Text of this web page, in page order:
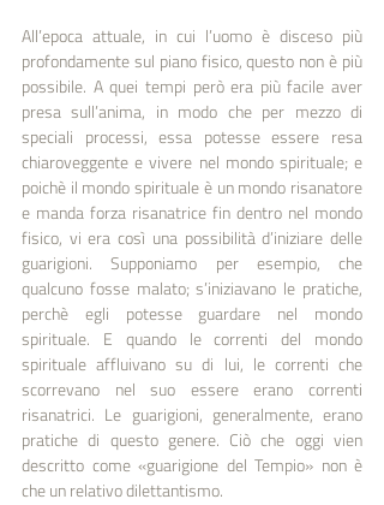
All’epoca attuale, in cui l’uomo è disceso più
profondamente sul piano fisico, questo non è più
possibile. A quei tempi però era più facile aver
presa sull’anima, in modo che per mezzo di
speciali processi, essa potesse essere resa
chiaroveggente e vivere nel mondo spirituale; e
poichè il mondo spirituale è un mondo risanatore
e manda forza risanatrice fin dentro nel mondo
fisico, vi era così una possibilità d’iniziare delle
guarigioni. Supponiamo per esempio, che
qualcuno fosse malato; s’iniziavano le pratiche,
perchè egli potesse guardare nel mondo
spirituale. E quando le correnti del mondo
spirituale affluivano su di lui, le correnti che
scorrevano nel suo essere erano correnti
risanatrici. Le guarigioni, generalmente, erano
pratiche di questo genere. Ciò che oggi vien
descritto come «guarigione del Tempio» non è
che un relativo dilettantismo.